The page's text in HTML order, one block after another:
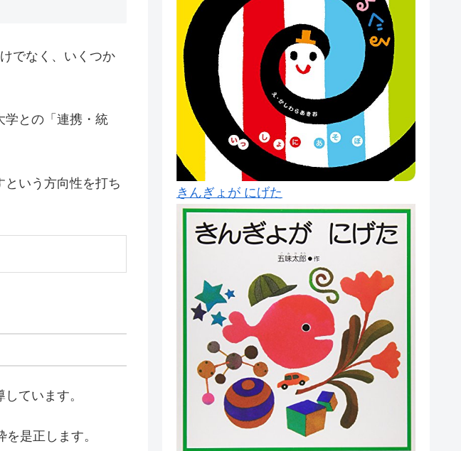
でなく、いくつか
学との「連携・統
いう方向性を打ち
ています。
是正します。
きんぎょが にげた